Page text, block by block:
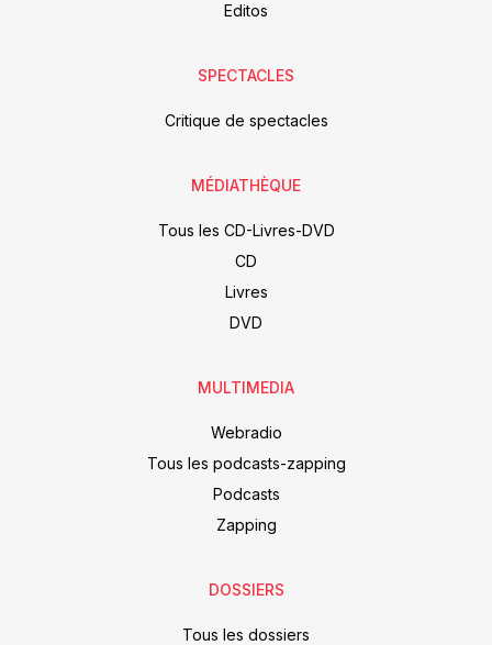
Editos
SPECTACLES
Critique de spectacles
MÉDIATHÈQUE
Tous les CD-Livres-DVD
CD
Livres
DVD
MULTIMEDIA
Webradio
Tous les podcasts-zapping
Podcasts
Zapping
DOSSIERS
Tous les dossiers